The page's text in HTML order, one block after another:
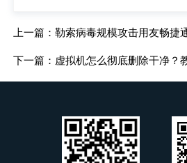
下一篇：虚拟机怎么彻底删除干净？